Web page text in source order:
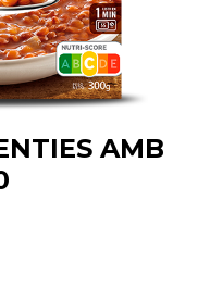
AMB